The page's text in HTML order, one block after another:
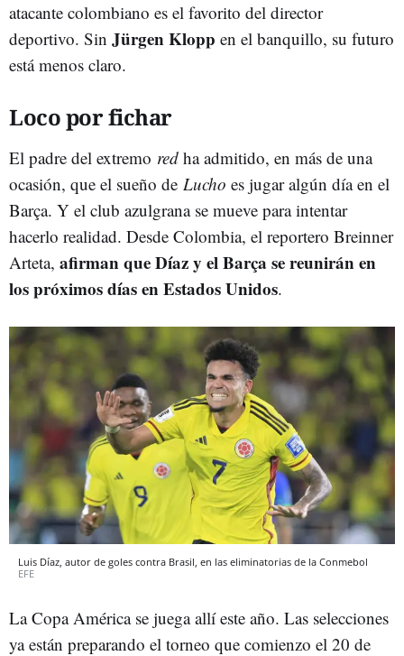
atacante colombiano es el favorito del director
deportivo. Sin Jürgen Klopp en el banquillo, su futuro
está menos claro.
Loco por fichar
El padre del extremo red ha admitido, en más de una
ocasión, que el sueño de Lucho es jugar algún día en el
Barça. Y el club azulgrana se mueve para intentar
hacerlo realidad. Desde Colombia, el reportero Breinner
Arteta, afirman que Díaz y el Barça se reunirán en
los próximos días en Estados Unidos.
Luis Díaz, autor de goles contra Brasil, en las eliminatorias de la Conmebol
EFE
La Copa América se juega allí este año. Las selecciones
ya están preparando el torneo que comienzo el 20 de